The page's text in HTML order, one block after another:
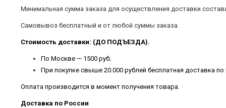
Минимальная сумма заказа для осуществления доставки
Самовывоз бесплатный и от любой суммы заказа.
Стоимость доставки: (ДО ПОДЪЕЗДА).
По Москве — 1500 руб;
При покупке свыше 20.000 рублей бесплатная доставка
Оплата производится в момент получения товара.
Доставка по России